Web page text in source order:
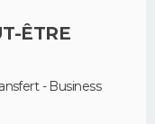
ÊTRE
- Business